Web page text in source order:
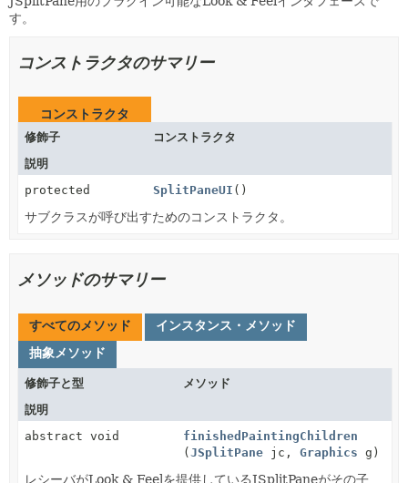
ヘルプ
す。
コンストラクタのサマリー
コンストラクタ
修飾子
コンストラクタ
説明
protected
SplitPaneUI ()
サブクラスが呼び出すためのコンストラクタ。
メソッドのサマリー
すべてのメソッド
インスタンス・メソッド
抽象メソッド
修飾子と型
メソッド
説明
abstract void
finishedPaintingChildren
(JSplitPane jc,Graphics g)
レシーバがLook & Feelを提供しているJSplitPaneがその子